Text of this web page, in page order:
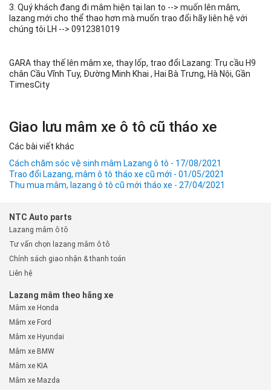
3. Quý khách đang đi mâm hiện tại lan to --> muốn lên mâm,
lazang mới cho thể thao hơn mà muốn trao đổi hãy liên hệ với
chúng tôi LH --> 0912381019
GARA thay thế lên mâm xe, thay lốp, trao đổi Lazang: Trụ cầu H9
chân Cầu Vĩnh Tuy, Đường Minh Khai , Hai Bà Trưng, Hà Nội, Gần
TimesCity
Giao lưu mâm xe ô tô cũ tháo xe
Các bài viết khác
Cách chăm sóc vệ sinh mâm Lazang ô tô - 17/08/2021
Trao đổi Lazang, mâm ô tô tháo xe cũ mới - 01/05/2021
Thu mua mâm, lazang ô tô cũ mới tháo xe - 27/04/2021
NTC Auto parts
Lazang mâm ô tô
Tư vấn chọn lazang mâm ô tô
Chính sách giao nhận & thanh toán
Liên hệ
Lazang mâm theo hãng xe
Mâm xe Honda
Mâm xe Ford
Mâm xe Hyundai
Mâm xe BMW
Mâm xe KIA
Mâm xe Mazda